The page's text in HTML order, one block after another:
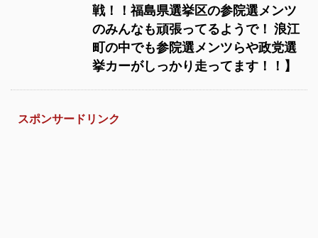
戦！！福島県選挙区の参院選メンツ
のみんなも頑張ってるようで！ 浪江
町の中でも参院選メンツらや政党選
挙カーがしっかり走ってます！！】
スポンサードリンク